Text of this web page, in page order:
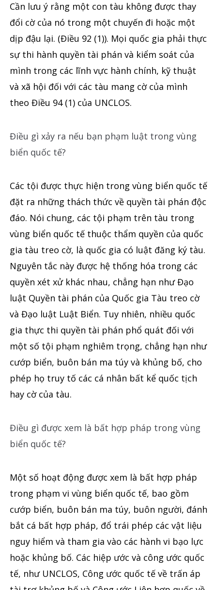
Cần lưu ý rằng một con tàu không được thay
đổi cờ của nó trong một chuyến đi hoặc một
dịp đậu lại. (Điều 92 (1)). Mọi quốc gia phải thực
sự thi hành quyền tài phán và kiểm soát của
mình trong các lĩnh vực hành chính, kỹ thuật
và xã hội đối với các tàu mang cờ của mình
theo Điều 94 (1) của UNCLOS.
Điều gì xảy ra nếu bạn phạm luật trong vùng
biển quốc tế?
Các tội được thực hiện trong vùng biển quốc tế
đặt ra những thách thức về quyền tài phán độc
đáo. Nói chung, các tội phạm trên tàu trong
vùng biển quốc tế thuộc thẩm quyền của quốc
gia tàu treo cờ, là quốc gia có luật đăng ký tàu.
Nguyên tắc này được hệ thống hóa trong các
quyền xét xử khác nhau, chẳng hạn như Đạo
luật Quyền tài phán của Quốc gia Tàu treo cờ
và Đạo luật Luật Biển. Tuy nhiên, nhiều quốc
gia thực thi quyền tài phán phổ quát đối với
một số tội phạm nghiêm trọng, chẳng hạn như
cướp biển, buôn bán ma túy và khủng bố, cho
phép họ truy tố các cá nhân bất kể quốc tịch
hay cờ của tàu.
Điều gì được xem là bất hợp pháp trong vùng
biển quốc tế?
Một số hoạt động được xem là bất hợp pháp
trong phạm vi vùng biển quốc tế, bao gồm
cướp biển, buôn bán ma túy, buôn người, đánh
bắt cá bất hợp pháp, đổ trái phép các vật liệu
nguy hiểm và tham gia vào các hành vi bạo lực
hoặc khủng bố. Các hiệp ước và công ước quốc
tế, như UNCLOS, Công ước quốc tế về trấn áp